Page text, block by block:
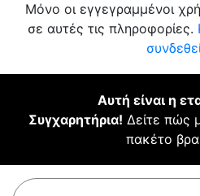
Μόνο οι εγγεγραμμένοι
σε αυτές τις πληροφορίες.
Αυτή είναι η
Συγχαρητήρια! Δείτε πώς
πακέτο